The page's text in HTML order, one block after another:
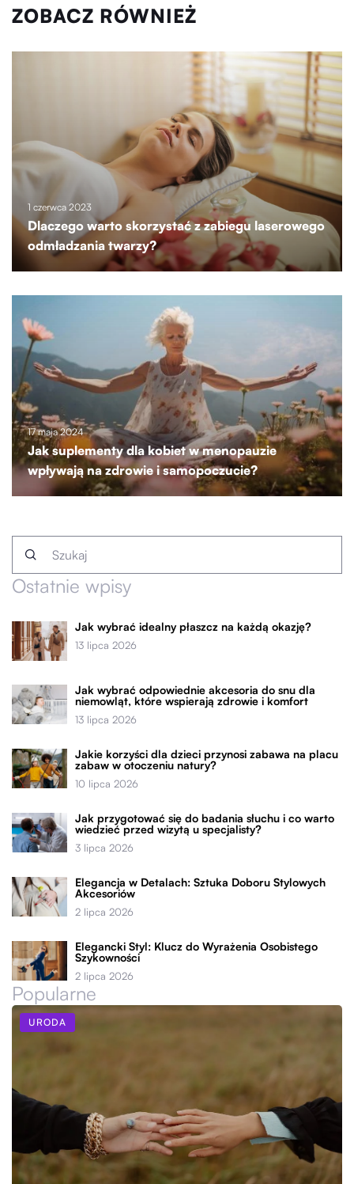
ZOBACZ RÓWNIEŻ
1 czerwca 2023
Dlaczego warto skorzystać z zabiegu laserowego
odmładzania twarzy?
17 maja 2024
Jak suplementy dla kobiet w menopauzie
wpływają na zdrowie i samopoczucie?
Ostatnie wpisy
Jak wybrać idealny płaszcz na każdą okazję?
13 lipca 2026
Jak wybrać odpowiednie akcesoria do snu dla
niemowląt, które wspierają zdrowie i komfort
13 lipca 2026
Jakie korzyści dla dzieci przynosi zabawa na placu
zabaw w otoczeniu natury?
10 lipca 2026
Jak przygotować się do badania słuchu i co warto
wiedzieć przed wizytą u specjalisty?
3 lipca 2026
Elegancja w Detalach: Sztuka Doboru Stylowych
Akcesoriów
2 lipca 2026
Elegancki Styl: Klucz do Wyrażenia Osobistego
Szykowności
2 lipca 2026
Popularne
URODA